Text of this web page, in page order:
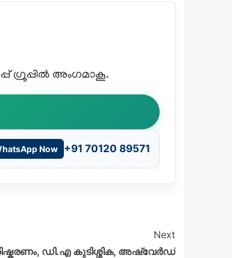
ഗ്രൂപ്പിൽ അംഗമാകൂ.
Now +91 70120 89571
Next
ഡി.എ കുടിശ്ശിക, അഷ്വേർഡ്